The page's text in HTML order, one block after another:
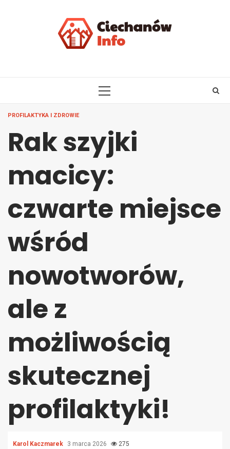
PRIMARY
PROFILAKTYKA I ZDROWIE
Rak szyjki
macicy:
czwarte miejsce
wśród
nowotworów,
ale z
możliwością
skutecznej
profilaktyki!
Karol Kaczmarek 3 marca 2026 275